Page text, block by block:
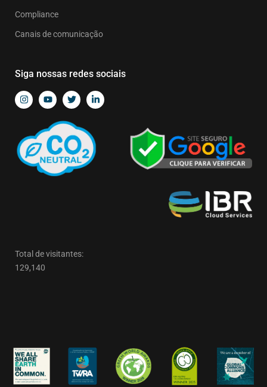
Compliance
Canais de comunicação
Siga nossas redes sociais
Total de visitantes:
129,140